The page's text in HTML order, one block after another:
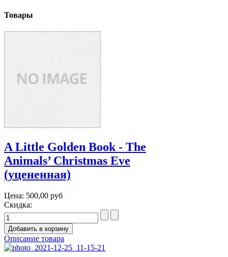
Товары
A Little Golden Book - The
Animals’ Christmas Eve
(уцененная)
Цена: 500,00 руб
Скидка:
Описание товара